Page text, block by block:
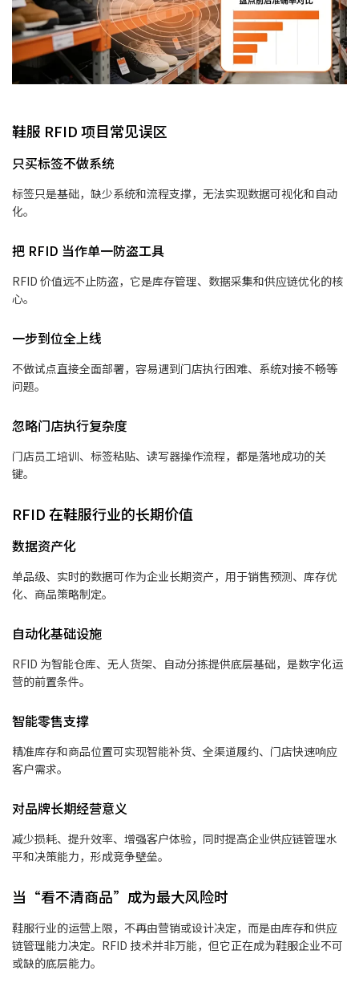
鞋服 RFID 项目常见误区
只买标签不做系统
标签只是基础，缺少系统和流程支撑，无法实现数据可视化和自动
化。
把 RFID 当作单一防盗工具
RFID 价值远不止防盗，它是库存管理、数据采集和供应链优化的核
心。
一步到位全上线
不做试点直接全面部署，容易遇到门店执行困难、系统对接不畅等
问题。
忽略门店执行复杂度
门店员工培训、标签粘贴、读写器操作流程，都是落地成功的关
键。
RFID 在鞋服行业的长期价值
数据资产化
单品级、实时的数据可作为企业长期资产，用于销售预测、库存优
化、商品策略制定。
自动化基础设施
RFID 为智能仓库、无人货架、自动分拣提供底层基础，是数字化运
营的前置条件。
智能零售支撑
精准库存和商品位置可实现智能补货、全渠道履约、门店快速响应
客户需求。
对品牌长期经营意义
减少损耗、提升效率、增强客户体验，同时提高企业供应链管理水
平和决策能力，形成竞争壁垒。
当“看不清商品”成为最大风险时
鞋服行业的运营上限，不再由营销或设计决定，而是由库存和供应
链管理能力决定。RFID 技术并非万能，但它正在成为鞋服企业不可
或缺的底层能力。